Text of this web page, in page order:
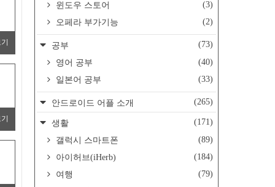
윈도우 스토어
(3)
오페라 부가기능
(2)
공부
(73)
영어 공부
(40)
일본어 공부
(33)
안드로이드 어플 소개 (265)
생활
(171)
갤럭시 스마트폰
(89)
아이허브(iHerb)
(184)
여행
(79)